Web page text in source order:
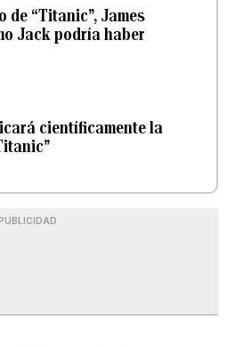
de “Titanic”, James
Jack podría haber
científicamente la
PUBLICIDAD